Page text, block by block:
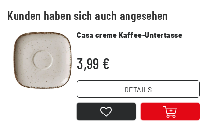
Kunden haben sich auch angesehen
Casa creme Kaffee-Untertasse
3,99 €
DETAILS